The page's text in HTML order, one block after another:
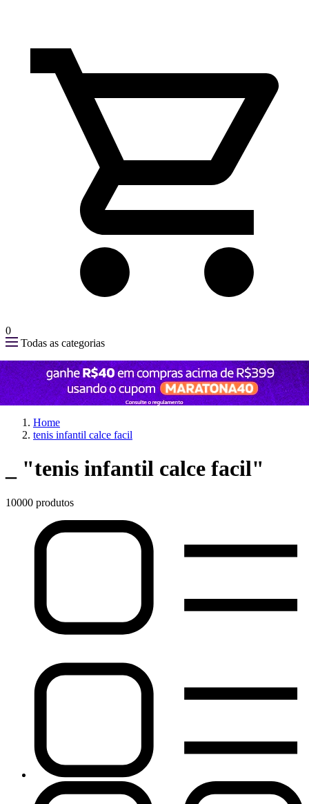
0
Todas as categorias
Home
tenis infantil calce facil
"tenis infantil calce facil"
10000 produtos